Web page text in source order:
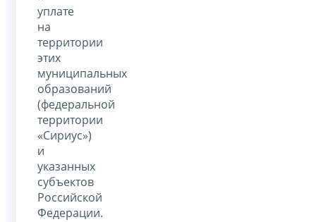
уплате
на
территории
этих
муниципальных
образований
(федеральной
территории
«Сириус»)
и
указанных
субъектов
Российской
Федерации.